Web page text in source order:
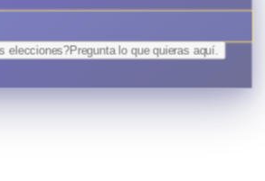
elecciones?Pregunta lo que quierasaquí.